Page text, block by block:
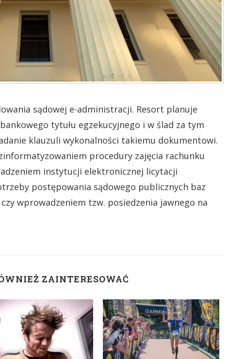
sądowej e-administracji. Resort planuje
tytułu egzekucyjnego i w ślad za tym
klauzuli wykonalności takiemu dokumentowi.
procedury zajęcia rachunku
instytucji elektronicznej licytacji
postępowania sądowego publicznych baz
wprowadzeniem tzw. posiedzenia jawnego na
ZAINTERESOWAĆ